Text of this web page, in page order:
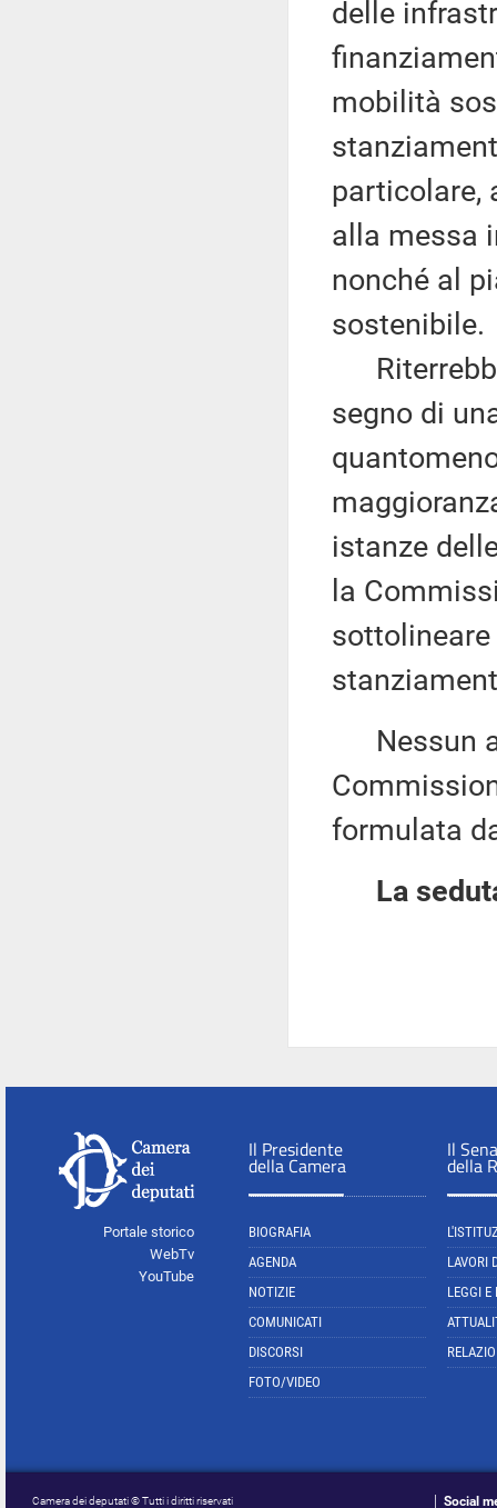
delle
mobilità
particolare,
alla messa
nonché al
sostenibile.
segno di
istanze
la
Nessun
formulata
La
Portale storico
WebTv
YouTube
Il Presidente
della Camera
BIOGRAFIA
AGENDA
NOTIZIE
COMUNICATI
DISCORSI
FOTO/VIDEO
Il
della
LAVORI
LEGGI E
Camera dei deputati © Tutti i diritti riservati Social